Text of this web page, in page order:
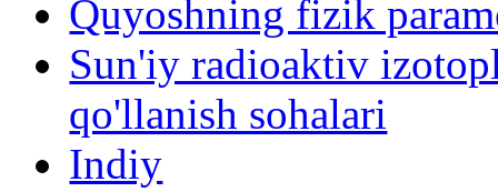
Quyoshning fizik
Sun'iy radioaktiv
qo'llanish sohalari
Indiy